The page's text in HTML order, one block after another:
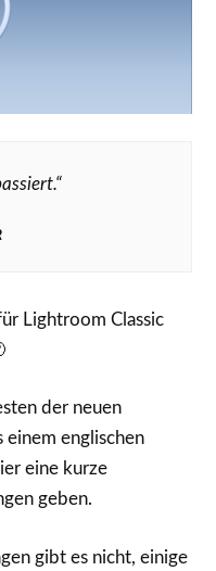
Lightroom Classic
der neuen
einem englischen
eine kurze
geben.
gibt es nicht, einige